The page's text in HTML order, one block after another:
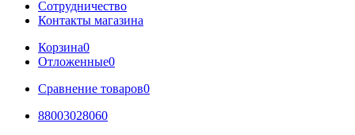
Сотрудничество
Контакты магазина
Корзина0
Отложенные0
Сравнение товаров0
88003028060